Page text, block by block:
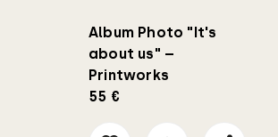
Album Photo "It's
about us" –
Printworks
55 €